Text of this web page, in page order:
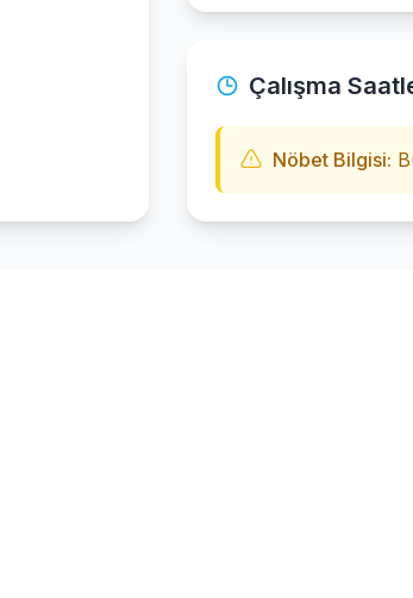
Çalışma
Nöbet Bilgisi: